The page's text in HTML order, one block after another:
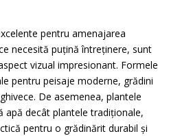
pentru amenajarea
necesită puțină întreținere, sunt
vizual impresionant. Formele
pentru peisaje moderne, grădini
De asemenea, plantele
apă decât plantele tradiționale,
pentru o grădinărit durabil și